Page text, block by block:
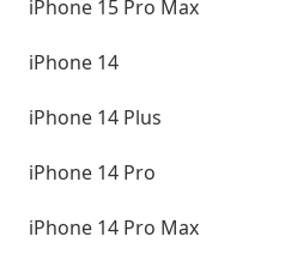
iPhone 15 Pro Max
iPhone 14
iPhone 14 Plus
iPhone 14 Pro
iPhone 14 Pro Max